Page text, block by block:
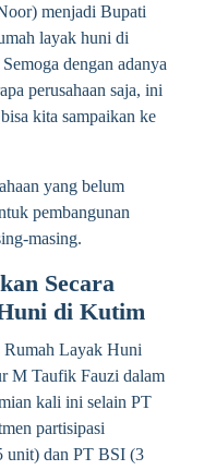
menjadi Bupati
layak huni di
dengan adanya
perusahaan saja, ini
kita sampaikan ke
yang belum
pembangunan
masing.
Secara
di Kutim
Rumah Layak Huni
M Taufik Fauzi dalam
kali ini selain PT
partisipasi
unit) dan PT BSI (3